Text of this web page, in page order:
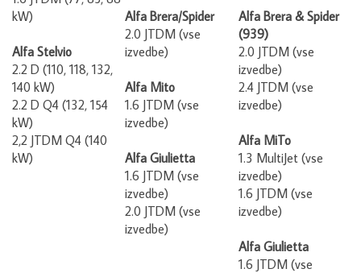
kW)
Alfa Stelvio
2.2 D (110, 118, 132,
140 kW)
2.2 D Q4 (132, 154
kW)
2,2 JTDM Q4 (140
kW)
Alfa Brera/Spider
2.0 JTDM (vse
izvedbe)
Alfa Mito
1.6 JTDM (vse
izvedbe)
Alfa Giulietta
1.6 JTDM (vse
izvedbe)
2.0 JTDM (vse
izvedbe)
Alfa Brera & Spider
(939)
2.0 JTDM (vse
izvedbe)
2.4 JTDM (vse
izvedbe)
Alfa MiTo
1.3 MultiJet (vse
izvedbe)
1.6 JTDM (vse
izvedbe)
Alfa Giulietta
1.6 JTDM (vse